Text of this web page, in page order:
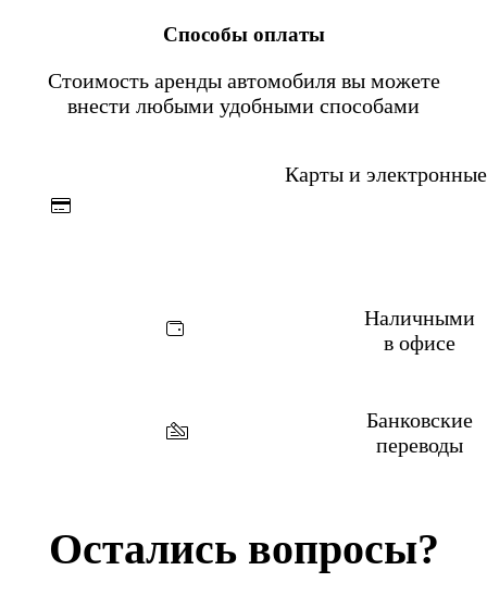
Способы оплаты
Стоимость аренды автомобиля вы можете
внести любыми удобными способами
Карты и
Наличными
в офисе
Банковские
переводы
Остались вопросы?